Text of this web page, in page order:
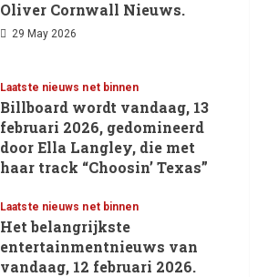
Oliver Cornwall Nieuws.
29 May 2026
Laatste nieuws net binnen
Billboard wordt vandaag, 13
februari 2026, gedomineerd
door Ella Langley, die met
haar track “Choosin’ Texas”
in de Hot 100 heeft behaald.
13 February 2026
Laatste nieuws net binnen
Het belangrijkste
entertainmentnieuws van
vandaag, 12 februari 2026.